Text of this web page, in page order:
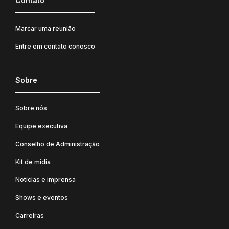
Marcar uma reunião
Entre em contato conosco
Sobre
Sobre nós
Equipe executiva
Conselho de Administração
Kit de mídia
Notícias e imprensa
Shows e eventos
Carreiras